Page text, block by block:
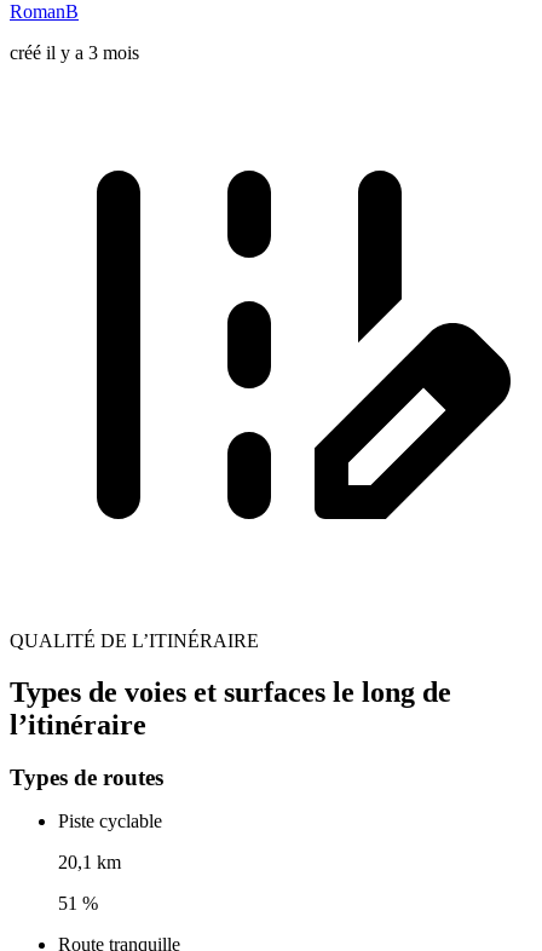
RomanB
créé il y a 3 mois
QUALITÉ DE L’ITINÉRAIRE
Types de voies et surfaces le long de
l’itinéraire
Types de routes
Piste cyclable
20,1 km
51 %
Route tranquille